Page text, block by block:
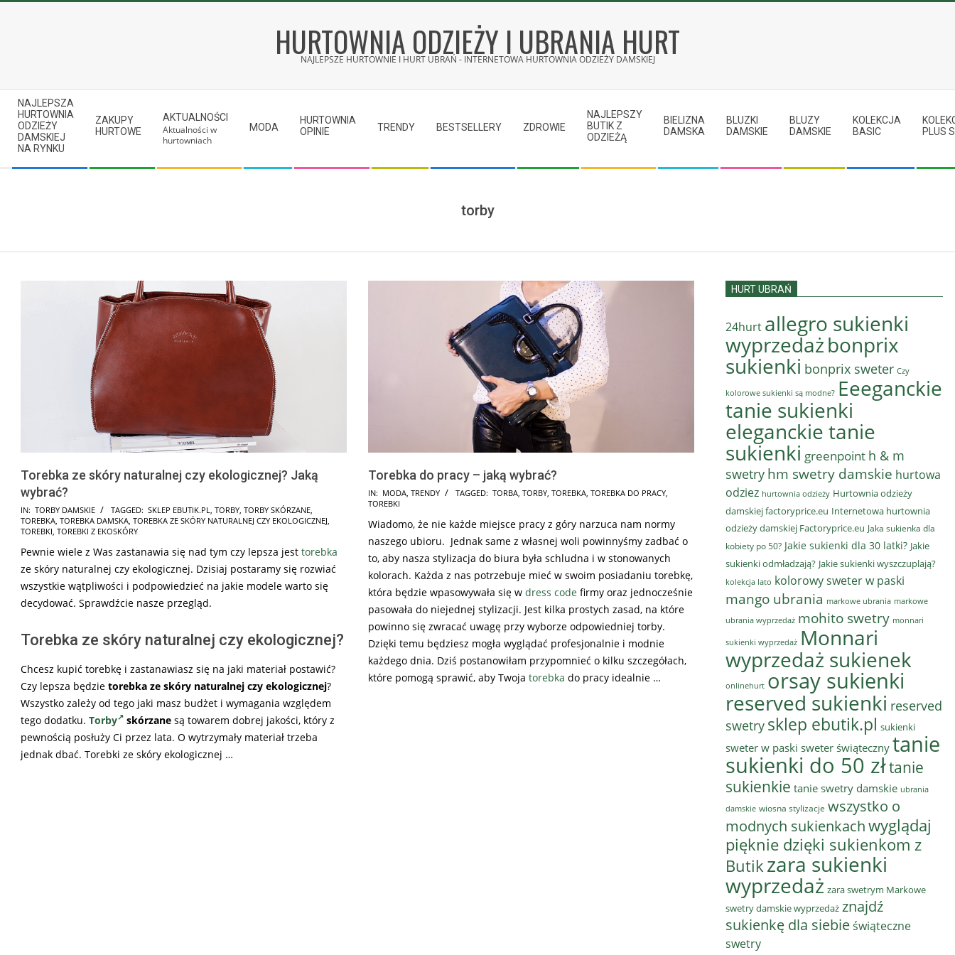
HURTOWNIA ODZIEŻY I UBRANIA HURT
NAJLEPSZE HURTOWNIE I HURT UBRAŃ - INTERNETOWA HURTOWNIA ODZIEŻY DAMSKIEJ
Secondary
Navigation
Menu
NAJLEPSZA
HURTOWNIA
ODZIEŻY
DAMSKIEJ
NA RYNKU
ZAKUPY
HURTOWE
AKTUALNOŚCI
Aktualności w
hurtowniach
MODA
HURTOWNIA
OPINIE
TRENDY BESTSELLERY ZDROWIE
NAJLEPSZY
BUTIK Z
ODZIEŻĄ
BIELIZNA
DAMSKA
BLUZKI
DAMSKIE
BLUZY
DAMSKIE
KOLEKCJA
BASIC
PLUS
torby
Torebka ze skóry naturalnej czy ekologicznej? Jaką
wybrać?
2025-
08-
IN: TORBY DAMSKIE TAGGED: SKLEP EBUTIK.PL TORBY TORBY SKÓRZANE
TOREBKA TOREBKA DAMSKA TOREBKA ZE SKÓRY NATURALNEJ CZY EKOLOGICZNEJ
TOREBKI TOREBKI Z EKOSKÓRY
Pewnie wiele z Was zastanawia się nad tym czy lepsza jest torebka
ze skóry naturalnej czy ekologicznej. Dzisiaj postaramy się rozwiać
wszystkie wątpliwości i podpowiedzieć na jakie modele warto się
decydować. Sprawdźcie nasze przegląd.
Torebka ze skóry naturalnej czy ekologicznej?
Chcesz kupić torebkę i zastanawiasz się na jaki materiał postawić?
Czy lepsza będzie torebka ze skóry naturalnej czy ekologicznej?
Wszystko zależy od tego jaki masz budżet i wymagania względem
tego dodatku. Torby skórzane są towarem dobrej jakości, który z
pewnością posłuży Ci przez lata. O wytrzymały materiał trzeba
jednak dbać. Torebki ze skóry ekologicznej …
Torebka do pracy – jaką wybrać?
2017-
12-
04
IN: MODA TRENDY TAGGED: TORBA TORBY TOREBKA TOREBKA DO PRACY
TOREBKI
Wiadomo, że nie każde miejsce pracy z góry narzuca nam normy
naszego ubioru. Jednak same z własnej woli powinnyśmy zadbać o
to, aby nasza stylizacja do biura była schludna i w stonowanych
kolorach. Każda z nas potrzebuje mieć w swoim posiadaniu torebkę,
która będzie wpasowywała się w dress code firmy oraz jednocześnie
pasowała do niejednej stylizacji. Jest kilka prostych zasad, na które
powinno się zwracać uwagę przy wyborze odpowiedniej torby.
Dzięki temu będziesz mogła wyglądać profesjonalnie i modnie
każdego dnia. Dziś postanowiłam przypomnieć o kilku szczegółach,
które pomogą sprawić, aby Twoja torebka do pracy idealnie …
HURT UBRAŃ
24hurt allegro sukienki
wyprzedażbonprix
sukienki bonprix sweter Czy
kolorowe sukienki są modne? Eeeganckie
tanie sukienki
eleganckie tanie
sukienki greenpoint h & m
swetry hm swetry damskie hurtowa
odziez hurtownia odzieży Hurtownia odzieży
damskiej factoryprice.eu Internetowa hurtownia
odzieży damskiej Factoryprice.eu Jaka sukienka dla
kobiety po 50? Jakie sukienki dla 30 latki? Jakie
sukienki odmładzają? Jakie sukienki wyszczuplają?
kolekcja lato kolorowy sweter w paski
mango ubrania markowe ubrania markowe
ubrania wyprzedaż mohito swetry monnari
sukienki wyprzedaż Monnari
wyprzedaż sukienek
onlinehurt orsay sukienki
reserved sukienki reserved
swetry sklep ebutik.pl sukienki
sweter w paski sweter świątecznytanie
sukienki do 50 złtanie
sukienkie tanie swetry damskie ubrania
damskie wiosna stylizacje wszystko o
modnych sukienkachwyglądaj
pięknie dzięki sukienkom z
Butik zara sukienki
wyprzedaż zara swetrym Markowe
swetry damskie wyprzedaż znajdź
sukienkę dla siebieświąteczne
swetry